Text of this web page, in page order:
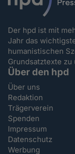
Der hpd ist mit
Jahr das
humanistischen
Grundsatztexte
Über den hpd
Über uns
Redaktion
Trägerverein
Spenden
Impressum
Datenschutz
Werbung